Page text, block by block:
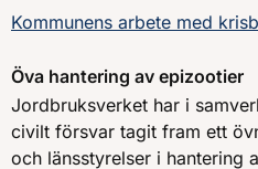
Kommunens arbete med
Öva hantering av epizootier
Jordbruksverket har i
civilt försvar tagit fram ett
och länsstyrelser i hantering